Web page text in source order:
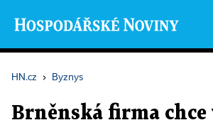
HN.cz › Byznys
Brněnská firma